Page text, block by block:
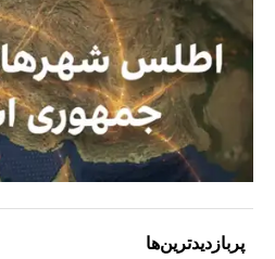
پربازدیدترین‌ها